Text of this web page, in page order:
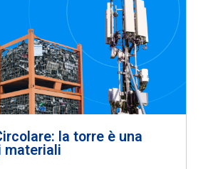
la torre è una
materiali